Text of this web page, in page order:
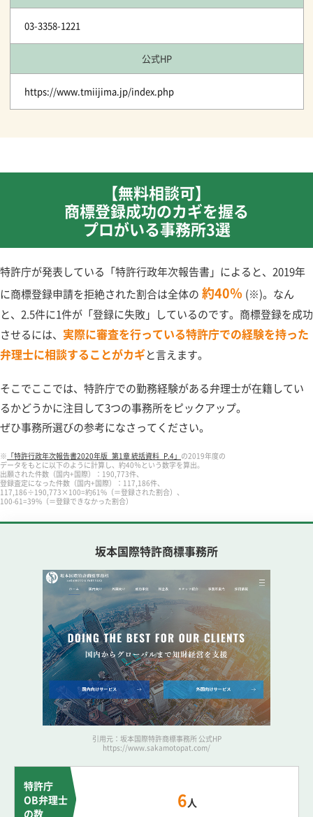
03-3358-1221
公式HP
https://www.tmiijima.jp/index.php
【無料相談可】
商標登録成功のカギを握る
プロがいる事務所3選
特許庁が発表している「特許行政年次報告書」によると、2019年
に商標登録申請を拒絶された割合は全体の 約40％ (※)。なん
と、2.5件に1件が「登録に失敗」しているのです。商標登録を成功
させるには、 実際に審査を行っている特許庁での経験を持った
弁理士に相談することがカギと言えます。
そこでここでは、特許庁での勤務経験がある弁理士が在籍してい
るかどうかに注目して3つの事務所をピックアップ。
ぜひ事務所選びの参考になさってください。
※ 「特許行政年次報告書2020年版_第1章 統括資料_P.4」 の2019年度の
データをもとに以下のように計算し、約40％という数字を算出。
出願された件数（国内+国際）：190,773件、
登録査定になった件数（国内+国際）：117,186件、
117,186÷190,773×100=約61%（＝登録された割合）、
100-61=39%（＝登録できなかった割合）
坂本国際特許商標事務所
引用元：坂本国際特許商標事務所 公式HP
https://www.sakamotopat.com/
特許庁
OB弁理士
の数
6人